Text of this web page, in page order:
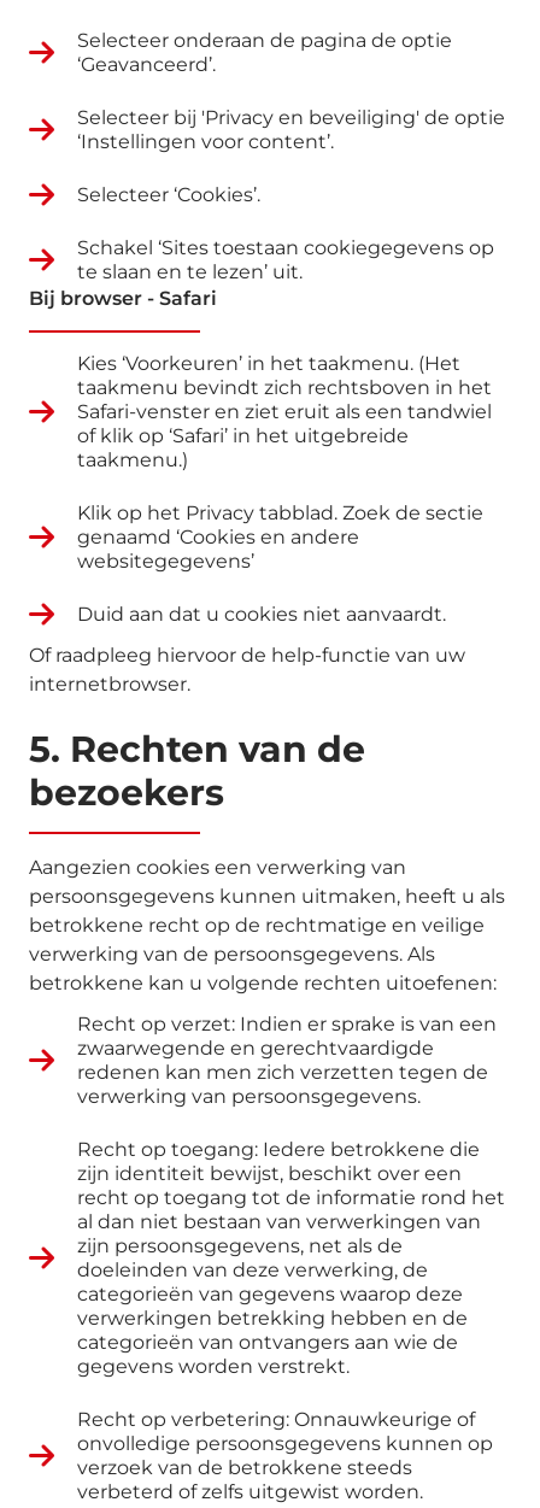
Selecteer onderaan de pagina de optie
‘Geavanceerd’.
Selecteer bij 'Privacy en beveiliging' de optie
‘Instellingen voor content’.
Selecteer ‘Cookies’.
Schakel ‘Sites toestaan cookiegegevens op
te slaan en te lezen’ uit.
Bij browser - Safari
Kies ‘Voorkeuren’ in het taakmenu. (Het
taakmenu bevindt zich rechtsboven in het
Safari-venster en ziet eruit als een tandwiel
of klik op ‘Safari’ in het uitgebreide
taakmenu.)
Klik op het Privacy tabblad. Zoek de sectie
genaamd ‘Cookies en andere
websitegegevens’
Duid aan dat u cookies niet aanvaardt.
Of raadpleeg hiervoor de help-functie van uw
internetbrowser.
5. Rechten van de
bezoekers
Aangezien cookies een verwerking van
persoonsgegevens kunnen uitmaken, heeft u als
betrokkene recht op de rechtmatige en veilige
verwerking van de persoonsgegevens. Als
betrokkene kan u volgende rechten uitoefenen:
Recht op verzet: Indien er sprake is van een
zwaarwegende en gerechtvaardigde
redenen kan men zich verzetten tegen de
verwerking van persoonsgegevens.
Recht op toegang: Iedere betrokkene die
zijn identiteit bewijst, beschikt over een
recht op toegang tot de informatie rond het
al dan niet bestaan van verwerkingen van
zijn persoonsgegevens, net als de
doeleinden van deze verwerking, de
categorieën van gegevens waarop deze
verwerkingen betrekking hebben en de
categorieën van ontvangers aan wie de
gegevens worden verstrekt.
Recht op verbetering: Onnauwkeurige of
onvolledige persoonsgegevens kunnen op
verzoek van de betrokkene steeds
verbeterd of zelfs uitgewist worden.